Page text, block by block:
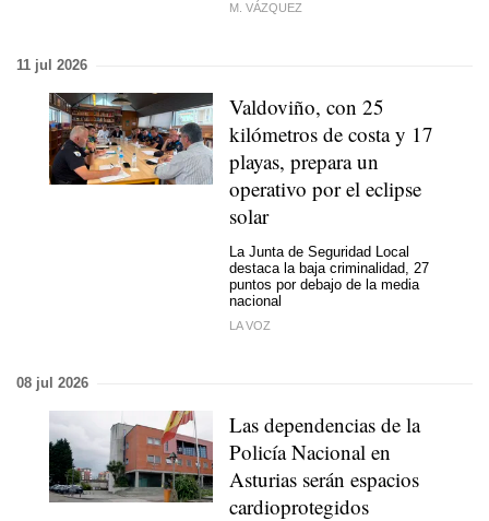
M. VÁZQUEZ
11 jul 2026
Valdoviño, con 25
kilómetros de costa y 17
playas, prepara un
operativo por el eclipse
solar
La Junta de Seguridad Local
destaca la baja criminalidad, 27
puntos por debajo de la media
nacional
LA VOZ
08 jul 2026
Las dependencias de la
Policía Nacional en
Asturias serán espacios
cardioprotegidos